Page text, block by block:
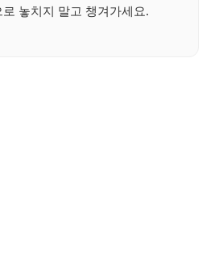
놓치지 말고 챙겨가세요.